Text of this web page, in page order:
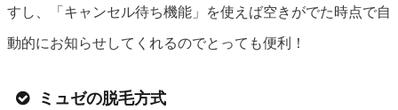
すし、「キャンセル待ち機能」を使えば空きがでた時点で自
動的にお知らせしてくれるのでとっても便利！
ミュゼの脱毛方式